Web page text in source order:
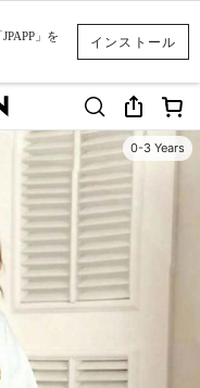
インストール
」を
0-3 Years